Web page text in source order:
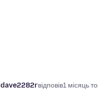
dave2282rвідповів1 місяць